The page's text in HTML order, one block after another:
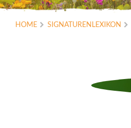
HOME SIGNATURENLEXIKON